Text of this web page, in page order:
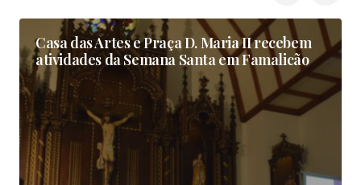
Casa das Artes e Praça D. Maria II recebem
atividades da Semana Santa em Famalicão